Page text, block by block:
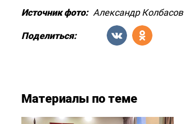
Источник фото: Александр Колбасов
Поделиться:
Материалы по теме